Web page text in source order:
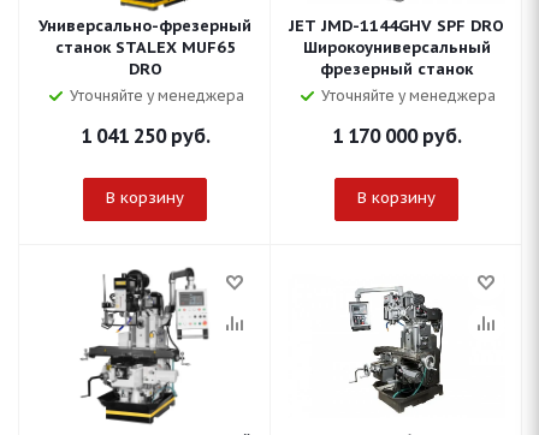
Универсально-фрезерный
станок STALEX MUF65
DRO
Уточняйте у менеджера
1 041 250руб.
В корзину
JET JMD-1144GHV SPF DRO
Широкоуниверсальный
фрезерный станок
Уточняйте у менеджера
1 170 000руб.
В корзину